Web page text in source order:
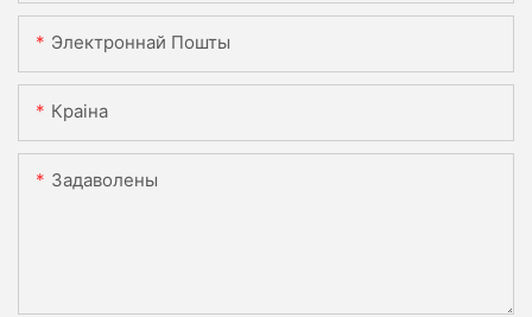
Электроннай Пошты
Краіна
Задаволены